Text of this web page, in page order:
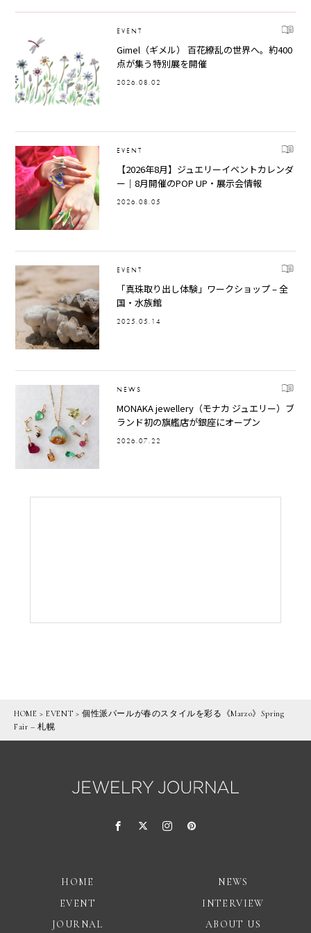
EVENT
Gimel（ギメル） 百花繚乱の世界へ。約400
点が集う特別展を開催
2026.08.02
EVENT
【2026年8月】ジュエリーイベントカレンダ
ー｜8月開催のPOP UP・展示会情報
2026.08.05
EVENT
「真珠取り出し体験」ワークショップ – 全
国・水族館
2025.05.14
NEWS
MONAKA jewellery（モナカ ジュエリー）ブ
ランド初の旗艦店が銀座にオープン
2026.07.22
HOME >EVENT >個性派パールが春のスタイルを彩る《Marzo》Spring
Fair – 札幌
HOME
NEWS
EVENT
INTERVIEW
JOURNAL
ABOUT US